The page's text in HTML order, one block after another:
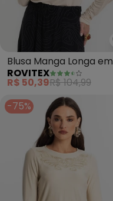
Blusa Manga Longa em
Molecotton (Bege)
ROVITEX
R$ 50,39R$ 104,99
-75%